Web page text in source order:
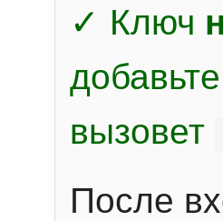
✓ Ключ
вызовет
После